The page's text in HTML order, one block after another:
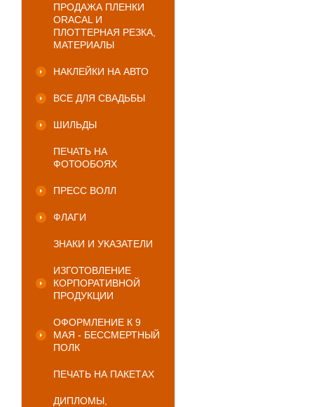
ПРОДАЖА ПЛЕНКИ
ORACAL И
ПЛОТТЕРНАЯ РЕЗКА,
МАТЕРИАЛЫ
НАКЛЕЙКИ НА АВТО
ВСЕ ДЛЯ СВАДЬБЫ
ШИЛЬДЫ
ПЕЧАТЬ НА
ФОТООБОЯХ
ПРЕСС ВОЛЛ
ФЛАГИ
ЗНАКИ И УКАЗАТЕЛИ
ИЗГОТОВЛЕНИЕ
КОРПОРАТИВНОЙ
ПРОДУКЦИИ
ОФОРМЛЕНИЕ К 9
МАЯ - БЕССМЕРТНЫЙ
ПОЛК
ПЕЧАТЬ НА ПАКЕТАХ
ДИПЛОМЫ,